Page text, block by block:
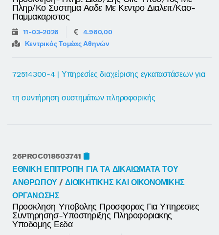
Πληρ/κο Συστημα Ααδε Με Κεντρο Διαλειτ/κασ-
Παμμακαριστος
11-03-2026
4.960,00
Κεντρικός Τομέας Αθηνών
72514300-4 | Υπηρεσίες διαχείρισης εγκαταστάσεων για
τη συντήρηση συστημάτων πληροφορικής
26PROC018603741
ΕΘΝΙΚΗ ΕΠΙΤΡΟΠΗ ΓΙΑ ΤΑ ΔΙΚΑΙΩΜΑΤΑ ΤΟΥ
ΑΝΘΡΩΠΟΥ/ ΔΙΟΙΚΗΤΙΚΗΣ ΚΑΙ ΟΙΚΟΝΟΜΙΚΗΣ
ΟΡΓΑΝΩΣΗΣ
Προσκληση Υποβολης Προσφορας Για Υπηρεσιες
Συντηρησησ-Υποστηριξης Πληροφοριακης
Υποδομης Εεδα